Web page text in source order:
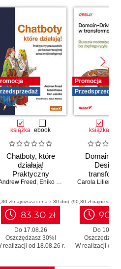
książka ebook
Chatboty, które
działają!
Praktyczny
przewodnik po
sztucznej
inteligencji
Freed , Eniko Rozsa Cari Jacobs
zł najniższa cena z 30 dni)
83.30 zł
Do 17.08.26
Oszczędzasz 30%!
realizacji od 18.08.26 r.
Promocja
Przedsprzedaż
książka
Domain-
Design
legacy
zbędnego
Carola Lilienthal
(90,30 zł najniższa
Do
Oszczędzasz
W realizacji od